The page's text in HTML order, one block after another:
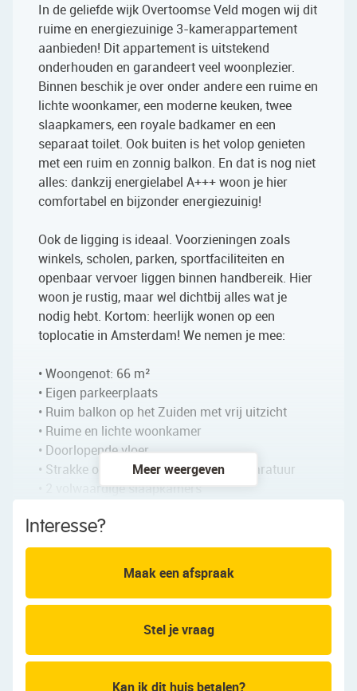
In de geliefde wijk Overtoomse Veld mogen wij dit
ruime en energiezuinige 3-kamerappartement
aanbieden! Dit appartement is uitstekend
onderhouden en garandeert veel woonplezier.
Binnen beschik je over onder andere een ruime en
lichte woonkamer, een moderne keuken, twee
slaapkamers, een royale badkamer en een
separaat toilet. Ook buiten is het volop genieten
met een ruim en zonnig balkon. En dat is nog niet
alles: dankzij energielabel A+++ woon je hier
comfortabel en bijzonder energiezuinig!
Ook de ligging is ideaal. Voorzieningen zoals
winkels, scholen, parken, sportfaciliteiten en
openbaar vervoer liggen binnen handbereik. Hier
woon je rustig, maar wel dichtbij alles wat je
nodig hebt. Kortom: heerlijk wonen op een
toplocatie in Amsterdam! We nemen je mee:
• Woongenot: 66 m²
• Eigen parkeerplaats
• Ruim balkon op het Zuiden met vrij uitzicht
• Ruime en lichte woonkamer
• Doorlopende vloer
• Strakke open keuken met inbouwapparatuur
• 2 volwaardige slaapkamers
inloopdouche
• Separaat toilet
• Interne en externe berging aanwezig
• Erfpacht is afgekocht tot 1/3/2065
Indeling van het appartement:
Begane grond:
Gezamenlijke entree met bellentableau,
Meer weergeven
Interesse?
Maak een afspraak
Stel je vraag
Kan ik dit huis betalen?